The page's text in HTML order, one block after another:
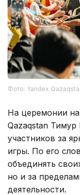
Фото: Yandex
На церемонии
Qazaqstan
участников за
игры. По его
объединять
но и за
деятельности.